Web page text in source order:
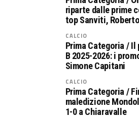
riparte dalle prime
top Sanviti,
CALCIO
Prima Categoria /
B 2025-2026: i
Simone Capitani
CALCIO
Prima Categoria /
maledizione
1-0 a Chiaravalle